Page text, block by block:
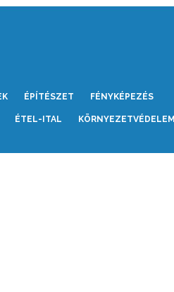
ÉPÍTÉSZET FÉNYKÉPEZÉS
ÉTEL-ITAL KÖRNYEZETVÉDELEM